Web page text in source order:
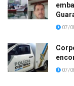
07/
07/